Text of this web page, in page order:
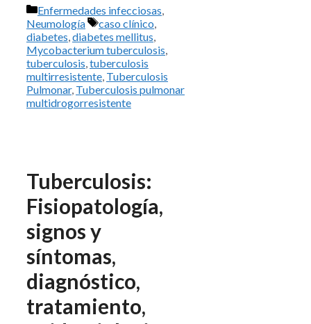
Categorías
Enfermedades infecciosas,
Neumología
Etiquetas
caso clínico,
diabetes,diabetes mellitus,
Mycobacterium tuberculosis,
tuberculosis,tuberculosis
multirresistente, Tuberculosis
Pulmonar, Tuberculosis pulmonar
multidrogorresistente
Tuberculosis:
Fisiopatología,
signos y
síntomas,
diagnóstico,
tratamiento,